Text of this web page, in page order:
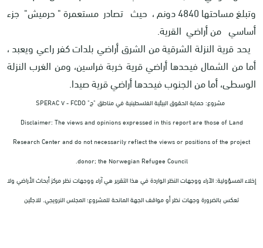
وتبلغ مساحتها 4840 دونم ، حيث تصادر مستعمرة " حرميش" جزء
أساسي من أراضي القرية.
يحد قرية النزلة الشرقية من الشرق أراضي بلدات كفر راعيويعبد،
أما من الشمال فيحدها أراضي قرية خربة فراسين، ومن الغرب النزلة
الوسطى، أما من الجنوب فيحدها أراضي قرية صيدا.
مشروع: حماية الحقوق البيئية الفلسطينية في مناطق "ج" SPERAC V - FCDO
Disclaimer: The views and opinions expressed in this report are those of Land
Research Center and do not necessarily reflect the views or positions of the project
donor; the Norwegian Refugee Council.
إخلاء المسؤولية: الآراء ووجهات النظر الواردة في هذا التقرير هي آراء ووجهات نظر مركز أبحاث الأراضي ولا
تعكس بالضرورة وجهات نظر أو مواقف الجهة المانحة للمشروع؛ المجلس النرويجي. للاجئين